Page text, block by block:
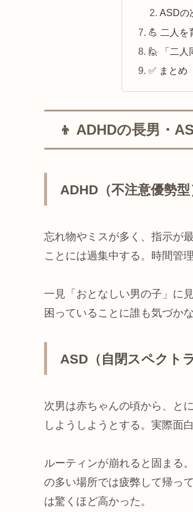
ASDの
💪 二人を
🙋 「二
✅ まとめ
👦 ADHDの長男・
ADHD（不注意優勢
忘れ物やミスが多く、指示が
ことには過集中する。時間管
一見「おとなしい男の子」に
困っていることに誰も気づか
ASD（自閉スペクト
次男は赤ちゃんの頃から、と
しようしようとする。実際面
ルーティンが崩れると固まる
の多い場所では疲弊して帰っ
は驚くほど高かった。